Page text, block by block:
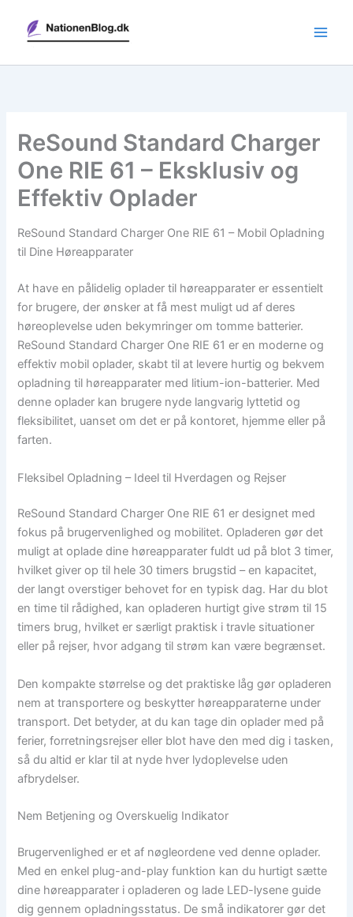
indholdet
ReSound Standard Charger
One RIE 61 – Eksklusiv og
Effektiv Oplader
ReSound Standard Charger One RIE 61 – Mobil Opladning
til Dine Høreapparater
At have en pålidelig oplader til høreapparater er essentielt
for brugere, der ønsker at få mest muligt ud af deres
høreoplevelse uden bekymringer om tomme batterier.
ReSound Standard Charger One RIE 61 er en moderne og
effektiv mobil oplader, skabt til at levere hurtig og bekvem
opladning til høreapparater med litium-ion-batterier. Med
denne oplader kan brugere nyde langvarig lyttetid og
fleksibilitet, uanset om det er på kontoret, hjemme eller på
farten.
Fleksibel Opladning – Ideel til Hverdagen og Rejser
ReSound Standard Charger One RIE 61 er designet med
fokus på brugervenlighed og mobilitet. Opladeren gør det
muligt at oplade dine høreapparater fuldt ud på blot 3 timer,
hvilket giver op til hele 30 timers brugstid – en kapacitet,
der langt overstiger behovet for en typisk dag. Har du blot
en time til rådighed, kan opladeren hurtigt give strøm til 15
timers brug, hvilket er særligt praktisk i travle situationer
eller på rejser, hvor adgang til strøm kan være begrænset.
Den kompakte størrelse og det praktiske låg gør opladeren
nem at transportere og beskytter høreapparaterne under
transport. Det betyder, at du kan tage din oplader med på
ferier, forretningsrejser eller blot have den med dig i tasken,
så du altid er klar til at nyde hver lydoplevelse uden
afbrydelser.
Nem Betjening og Overskuelig Indikator
Brugervenlighed er et af nøgleordene ved denne oplader.
Med en enkel plug-and-play funktion kan du hurtigt sætte
dine høreapparater i opladeren og lade LED-lysene guide
dig gennem opladningsstatus. De små indikatorer gør det